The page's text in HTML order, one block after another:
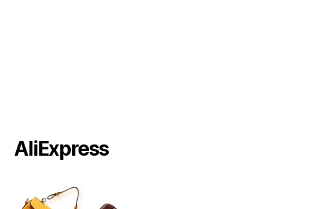
AliExpress